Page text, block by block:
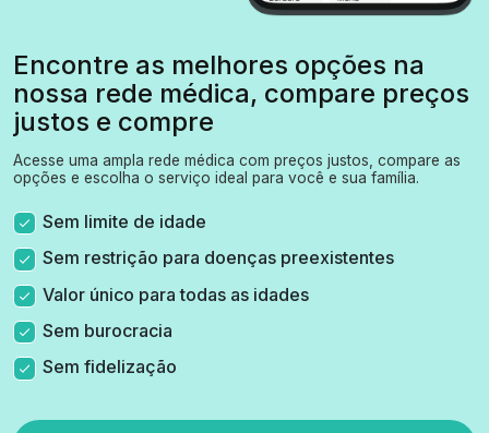
Encontre as melhores opções na
nossa rede médica, compare preços
justos e compre
Acesse uma ampla rede médica com preços justos, compare as
opções e escolha o serviço ideal para você e sua família.
Sem limite de idade
Sem restrição para doenças preexistentes
Valor único para todas as idades
Sem burocracia
Sem fidelização